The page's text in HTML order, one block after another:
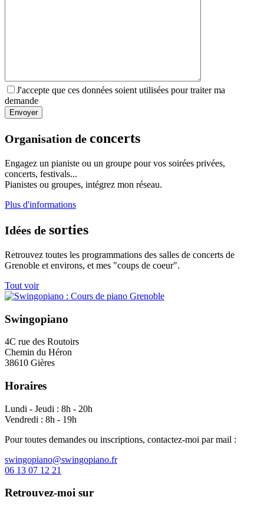
J'accepte que ces données soient utilisées pour traiter ma
demande
Organisation de concerts
Engagez un pianiste ou un groupe pour vos soirées privées,
concerts, festivals...
Pianistes ou groupes, intégrez mon réseau.
Plus d'informations
Idées de sorties
Retrouvez toutes les programmations des salles de concerts de
Grenoble et environs, et mes "coups de coeur".
Tout voir
Swingopiano
4C rue des Routoirs
Chemin du Héron
38610 Gières
Horaires
Lundi - Jeudi : 8h - 20h
Vendredi : 8h - 19h
Pour toutes demandes ou inscriptions, contactez-moi par mail :
swingopiano@swingopiano.fr
06 13 07 12 21
Retrouvez-moi sur